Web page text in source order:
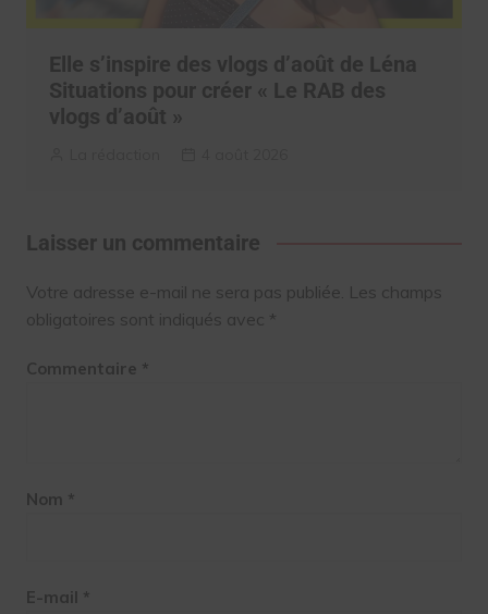
Elle s’inspire des vlogs d’août de Léna
Situations pour créer « Le RAB des
vlogs d’août »
Laisser un commentaire
Votre adresse e-mail ne sera pas publiée. Les champs
obligatoires sont indiqués avec *
Commentaire *
Nom *
E-mail *